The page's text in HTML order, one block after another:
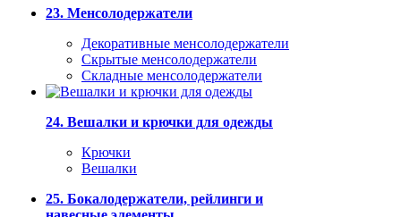
23. Менсолодержатели
Декоративные менсолодержатели
Скрытые менсолодержатели
Складные менсолодержатели
24. Вешалки и крючки для одежды
Крючки
Вешалки
25. Бокалодержатели, рейлинги и